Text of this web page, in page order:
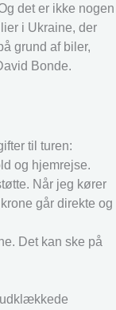
det er ikke nogen
i Ukraine, der
grund af biler,
Bonde.
til turen:
og hjemrejse.
Når jeg kører
går direkte og
Det kan ske på